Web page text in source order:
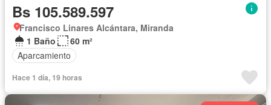
Bs 105.589.597
Francisco Linares Alcántara, Miranda
1 Baño
60 m²
Aparcamiento
Hace 1 día, 19 horas